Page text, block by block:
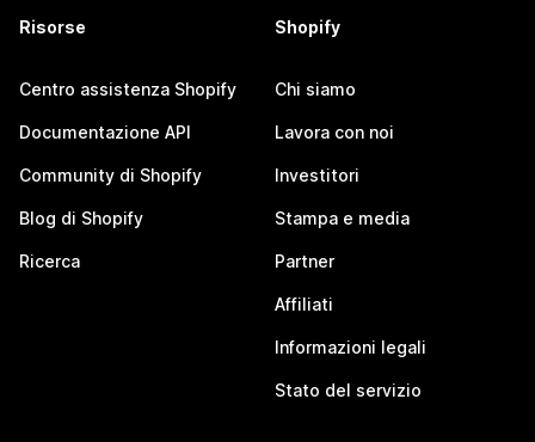
Risorse
Centro assistenza Shopify
Documentazione API
Community di Shopify
Blog di Shopify
Ricerca
Shopify
Chi siamo
Lavora con noi
Investitori
Stampa e media
Partner
Affiliati
Informazioni legali
Stato del servizio